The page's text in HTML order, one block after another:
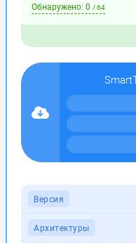
Обнаружено: 0 / 64
Версия
Архитектуры